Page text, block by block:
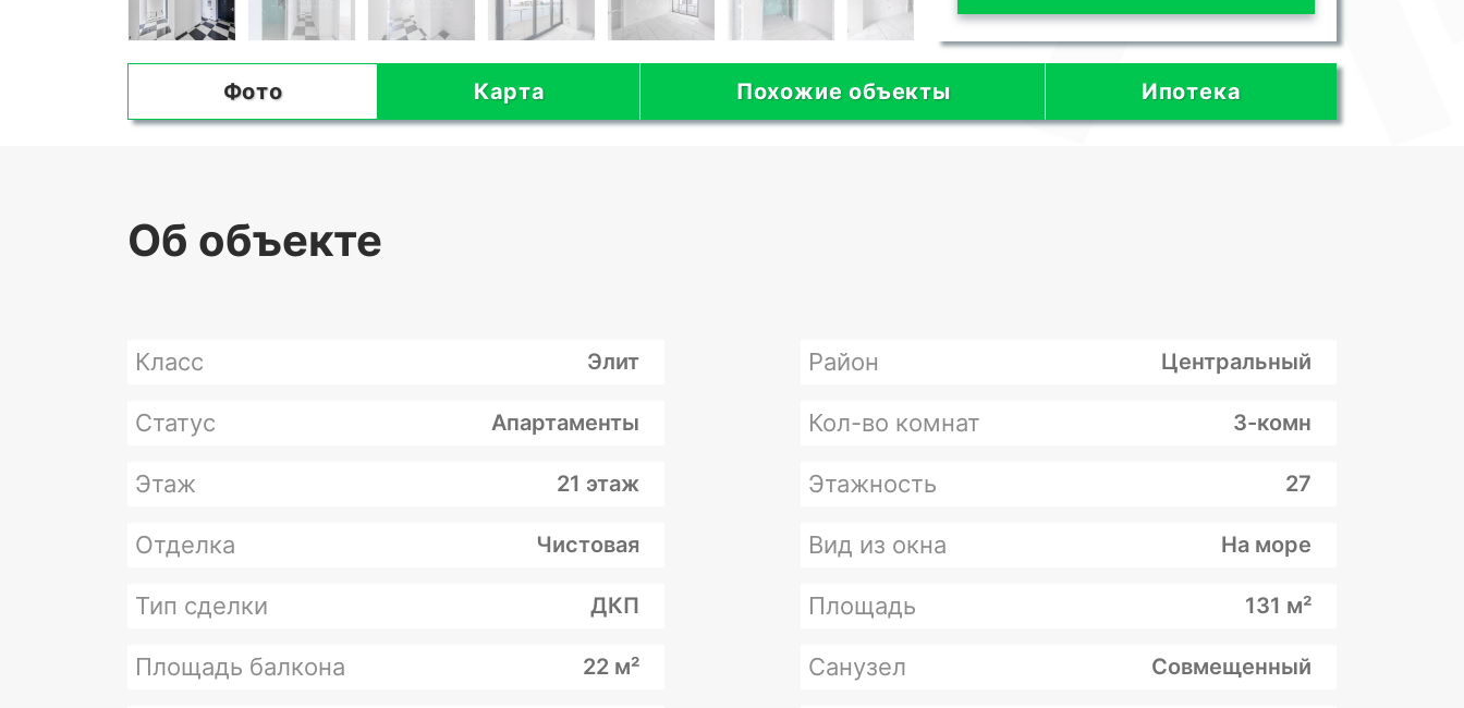
Фото Карта Похожие объекты Ипотека
Об объекте
Класс Элит Район Центральный
Статус Апартаменты Кол-во комнат 3-комн
Этаж 21 этаж Этажность 27
Отделка Чистовая Вид из окна На море
Тип сделки ДКП Площадь 131 м²
Площадь балкона 22 м² Санузел Совмещенный